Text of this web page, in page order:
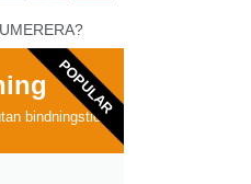
bindningstid
POPULAR